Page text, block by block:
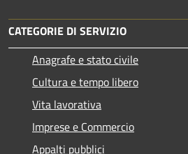
CATEGORIE DI SERVIZIO
Anagrafe e stato civile
Cultura e tempo libero
Vita lavorativa
Imprese e Commercio
Appalti pubblici